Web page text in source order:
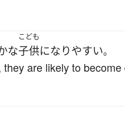
な
こども
子供になりやすい。
are likely to become